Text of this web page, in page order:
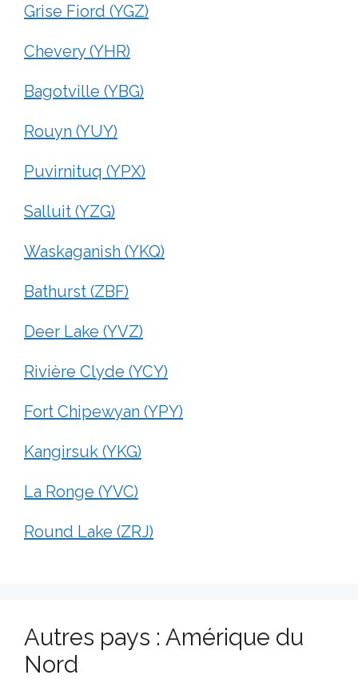
Grise Fiord (YGZ)
Chevery (YHR)
Bagotville (YBG)
Rouyn (YUY)
Puvirnituq (YPX)
Salluit (YZG)
Waskaganish (YKQ)
Bathurst (ZBF)
Deer Lake (YVZ)
Rivière Clyde (YCY)
Fort Chipewyan (YPY)
Kangirsuk (YKG)
La Ronge (YVC)
Round Lake (ZRJ)
Autres pays : Amérique du
Nord